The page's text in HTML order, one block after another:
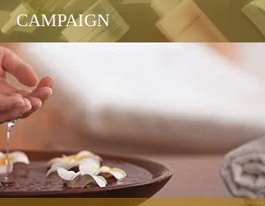
CAMPAIGN